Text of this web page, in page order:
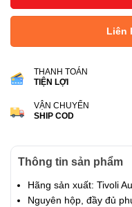
Liên
THANH TOÁN
TIỆN LỢI
VẬN CHUYỂN
SHIP COD
Thông tin sản phẩm
Hãng sản xuất: Tivoli
Nguyên hộp, đầy đủ